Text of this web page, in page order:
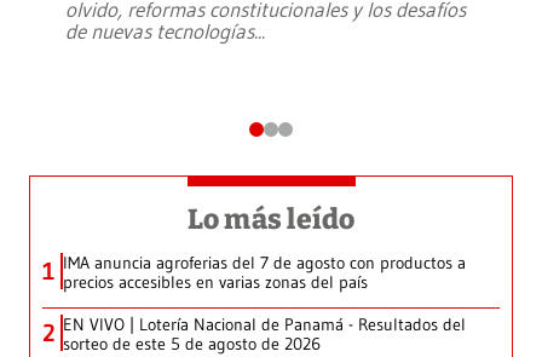
olvido, reformas constitucionales y los desafíos
de nuevas tecnologías...
Lo más leído
1 IMA anuncia agroferias del 7 de agosto con productos a
precios accesibles en varias zonas del país
2 EN VIVO | Lotería Nacional de Panamá - Resultados del
sorteo de este 5 de agosto de 2026